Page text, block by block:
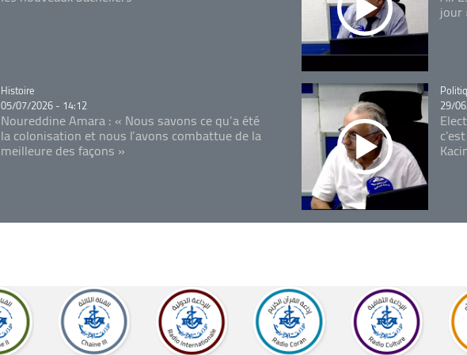
jour
Catégorie
Histoire
05/07/2026 - 14:12
Noureddine Amara : « Nous savons ce qu’a été
la colonisation et nous l’avons combattue de la
meilleure des façons »
29/